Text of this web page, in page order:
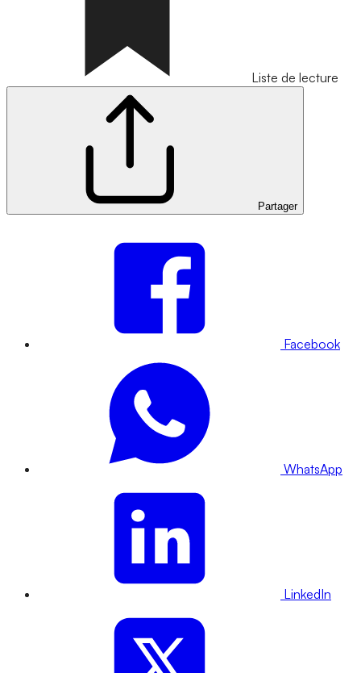
Liste de lecture
Partager
Facebook
WhatsApp
LinkedIn